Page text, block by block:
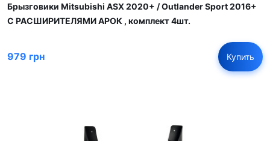
Брызговики Mitsubishi ASX 2020+ / Outlander Sport 2016+
С РАСШИРИТЕЛЯМИ АРОК , комплект 4шт.
979 грн Купить